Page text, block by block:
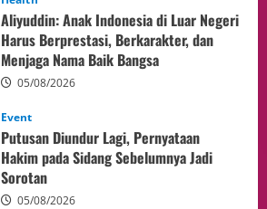
Putusan Diundur Lagi, Pernyataan
Hakim pada Sidang Sebelumnya Jadi
Sorotan
05/08/2026
Politik
Presiden Prabowo dan PM Thailand
Sepakat Perkuat Stabilitas ketahan
ASEAN Melalui Penguatan Kerjasama
Kedua Negara.